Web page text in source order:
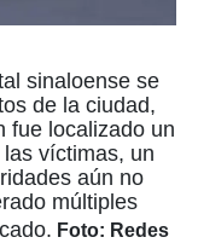
sinaloense se
de la ciudad,
fue localizado un
víctimas, un
aún no
múltiples
Foto: Redes